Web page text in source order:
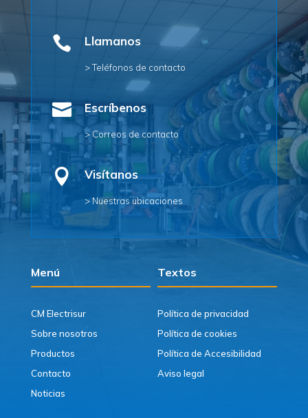
 Llamanos
> Teléfonos de contacto
 Escríbenos
> Correos de contacto
 Visítanos
> Nuestras ubicaciones
Menú Textos
CM Electrisur
Sobre nosotros
Productos
Contacto
Noticias
Política de privacidad
Política de cookies
Política de Accesibilidad
Aviso legal